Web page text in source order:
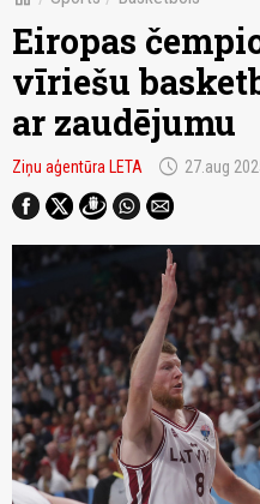
Eiropas
vīriešu
ar zaudējumu
Ziņu aģentūra LETA schedule 27.aug